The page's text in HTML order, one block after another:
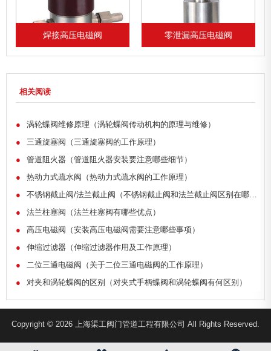
焊接高压电磁阀 零泄漏高压电磁阀
相关阅读
●
涡轮蝶阀维修原理（涡轮蝶阀传动机构的原理与维修）
●
三通旋塞阀（三通旋塞阀的工作原理）
●
管道阻火器（管道阻火器安装要注意哪些细节）
●
热动力式疏水阀（热动力式疏水阀的工作原理）
●
不锈钢截止阀/法兰截止阀（不锈钢截止阀和法兰截止阀区别在哪里）
●
法兰柱塞阀（法兰柱塞阀有哪些优点）
●
高压电磁阀（安装高压电磁阀需要注意哪些事项）
●
伸缩过滤器（伸缩过滤器作用及工作原理）
●
二位三通电磁阀（关于二位三通电磁阀的工作原理）
●
对夹和涡轮蝶阀的区别（对夹式手柄蝶阀和涡轮蝶阀有何区别）
Copyright © 2026 上海渠工阀门管道工程有限公司 All Rights Reserved.